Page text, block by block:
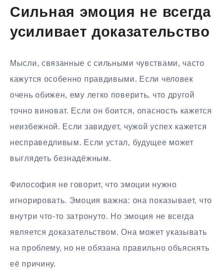
Сильная эмоция не всегда
усиливает доказательство
Мысли, связанные с сильными чувствами, часто
кажутся особенно правдивыми. Если человек
очень обижен, ему легко поверить, что другой
точно виноват. Если он боится, опасность кажется
неизбежной. Если завидует, чужой успех кажется
несправедливым. Если устал, будущее может
выглядеть безнадёжным.
Философия не говорит, что эмоции нужно
игнорировать. Эмоция важна: она показывает, что
внутри что-то затронуто. Но эмоция не всегда
является доказательством. Она может указывать
на проблему, но не обязана правильно объяснять
её причину.